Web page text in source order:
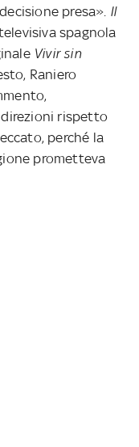
presa». Il
spagnola
Vivir sin
Raniero
rispetto
perché la
prometteva